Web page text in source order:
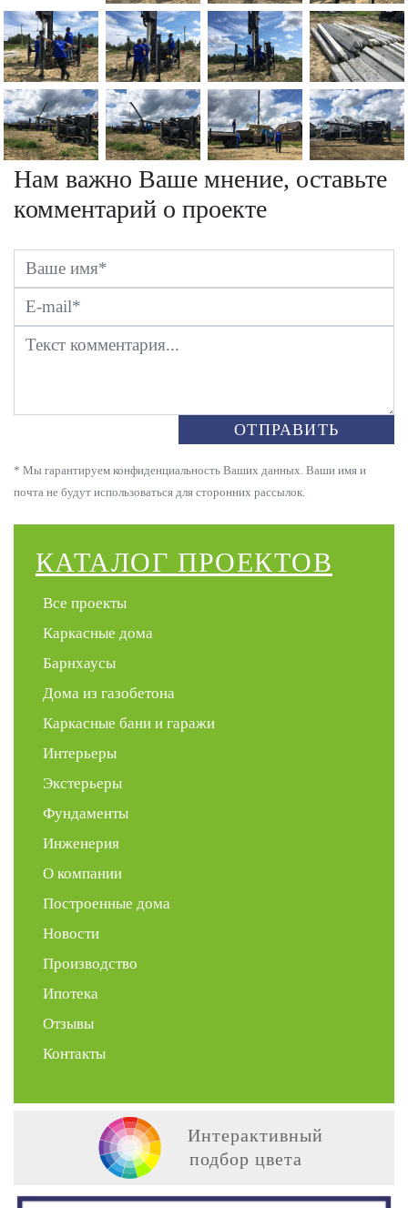
Нам важно Ваше мнение, оставьте
комментарий о проекте
ОТПРАВИТЬ
* Мы гарантируем конфиденциальность Ваших данных. Ваши имя и
почта не будут использоваться для сторонних рассылок.
КАТАЛОГ ПРОЕКТОВ
Все проекты
Каркасные дома
Барнхаусы
Дома из газобетона
Каркасные бани и гаражи
Интерьеры
Экстерьеры
Фундаменты
Инженерия
О компании
Построенные дома
Новости
Производство
Ипотека
Отзывы
Контакты
Интерактивный
подбор цвета